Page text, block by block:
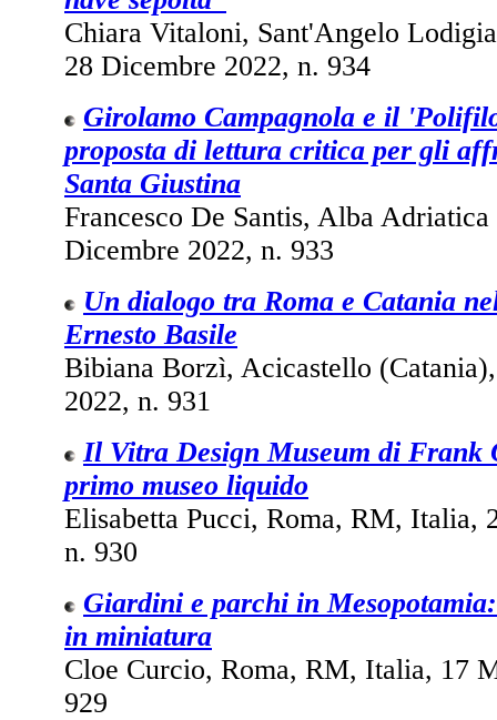
Chiara Vitaloni, Sant'Angelo
28 Dicembre 2022, n. 934
Girolamo Campagnola e il
proposta di lettura critica per gli
Santa Giustina
Francesco De Santis, Alba
Dicembre 2022, n. 933
Un dialogo tra Roma e Catania
Ernesto Basile
Bibiana Borzì, Acicastello
2022, n. 931
Il Vitra Design Museum di Frank
primo museo liquido
Elisabetta Pucci, Roma, RM, Italia,
n. 930
Giardini e parchi in
in miniatura
Cloe Curcio, Roma, RM, Italia, 17
929